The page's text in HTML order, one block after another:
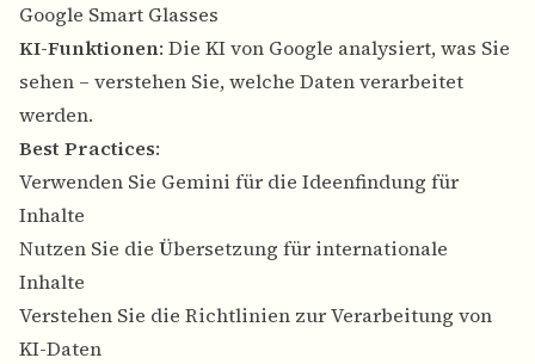
Google Smart Glasses
KI-Funktionen: Die KI von Google analysiert, was Sie
sehen – verstehen Sie, welche Daten verarbeitet
werden.
Best Practices:
Verwenden Sie Gemini für die Ideenfindung für
Inhalte
Nutzen Sie die Übersetzung für internationale
Inhalte
Verstehen Sie die Richtlinien zur Verarbeitung von
KI-Daten